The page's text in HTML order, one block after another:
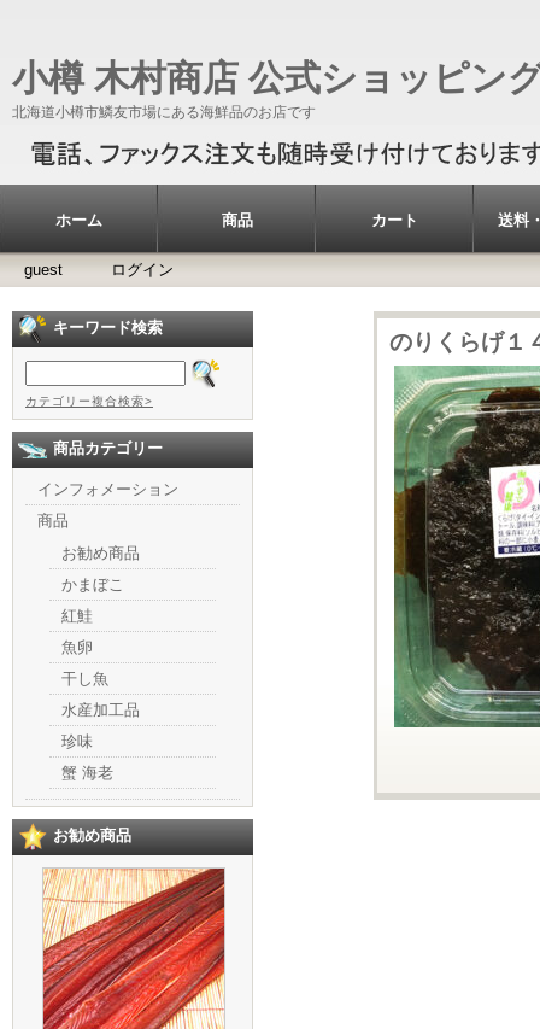
小樽 木村商店 公式ショッピン
北海道小樽市鱗友市場にある海鮮品のお店です
ホーム 商品 カート 送料
guest ログイン
のりくらげ１
キーワード検索
カテゴリー複合検索>
商品カテゴリー
インフォメーション
商品
お勧め商品
かまぼこ
紅鮭
魚卵
干し魚
水産加工品
珍味
蟹 海老
お勧め商品